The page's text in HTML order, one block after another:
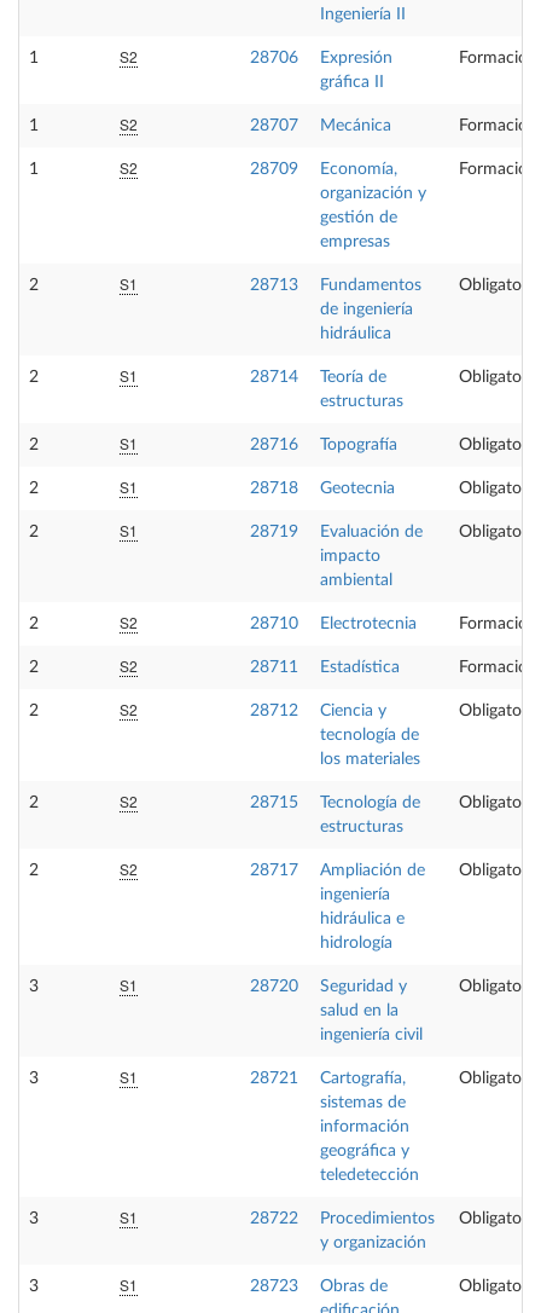
Ingeniería II
1 S2 28706
Expresión
gráfica II
Formación
1 S2 28707 Mecánica Formación
1 S2 28709
Economía,
organización y
gestión de
empresas
Formación
2 S1 28713
Fundamentos
de ingeniería
hidráulica
Obligatoria
2 S1 28714
Teoría de
estructuras
Obligatoria
2 S1 28716 Topografía Obligatoria
2 S1 28718 Geotecnia Obligatoria
2 S1 28719
Evaluación de
impacto
ambiental
Obligatoria
2 S2 28710 Electrotecnia Formación
2 S2 28711 Estadística Formación
2 S2 28712
Ciencia y
tecnología de
los materiales
Obligatoria
2 S2 28715
Tecnología de
estructuras
Obligatoria
2 S2 28717
Ampliación de
ingeniería
hidráulica e
hidrología
Obligatoria
3 S1 28720
Seguridad y
salud en la
ingeniería civil
Obligatoria
3 S1 28721
Cartografía,
sistemas de
información
geográfica y
teledetección
Obligatoria
3 S1 28722
Procedimientos
y organización
Obligatoria
3 S1 28723
Obras de
Obligatoria